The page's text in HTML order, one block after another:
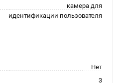
камера для
идентификации пользователя
Нет
3